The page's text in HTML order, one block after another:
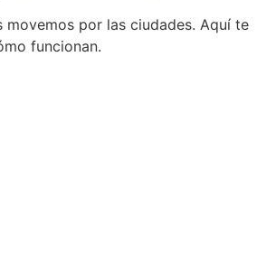
movemos por las ciudades. Aquí te
funcionan.